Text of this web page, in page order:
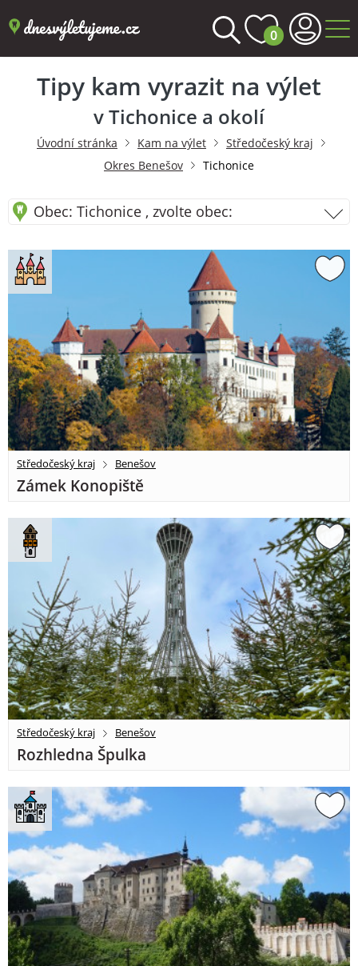
0
Tipy kam vyrazit na výlet
v Tichonice a okolí
Úvodní stránka Kam na výlet
Středočeský kraj
Okres Benešov
Tichonice
Obec: Tichonice , zvolte obec:
Středočeský kraj Benešov
Zámek Konopiště
Středočeský kraj Benešov
Rozhledna Špulka